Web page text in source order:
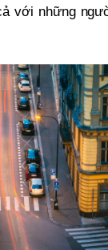
với những